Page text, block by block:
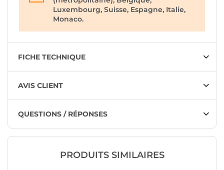
Luxembourg, Suisse, Espagne, Italie,
Monaco.
FICHE TECHNIQUE
AVIS CLIENT
QUESTIONS / RÉPONSES
PRODUITS SIMILAIRES